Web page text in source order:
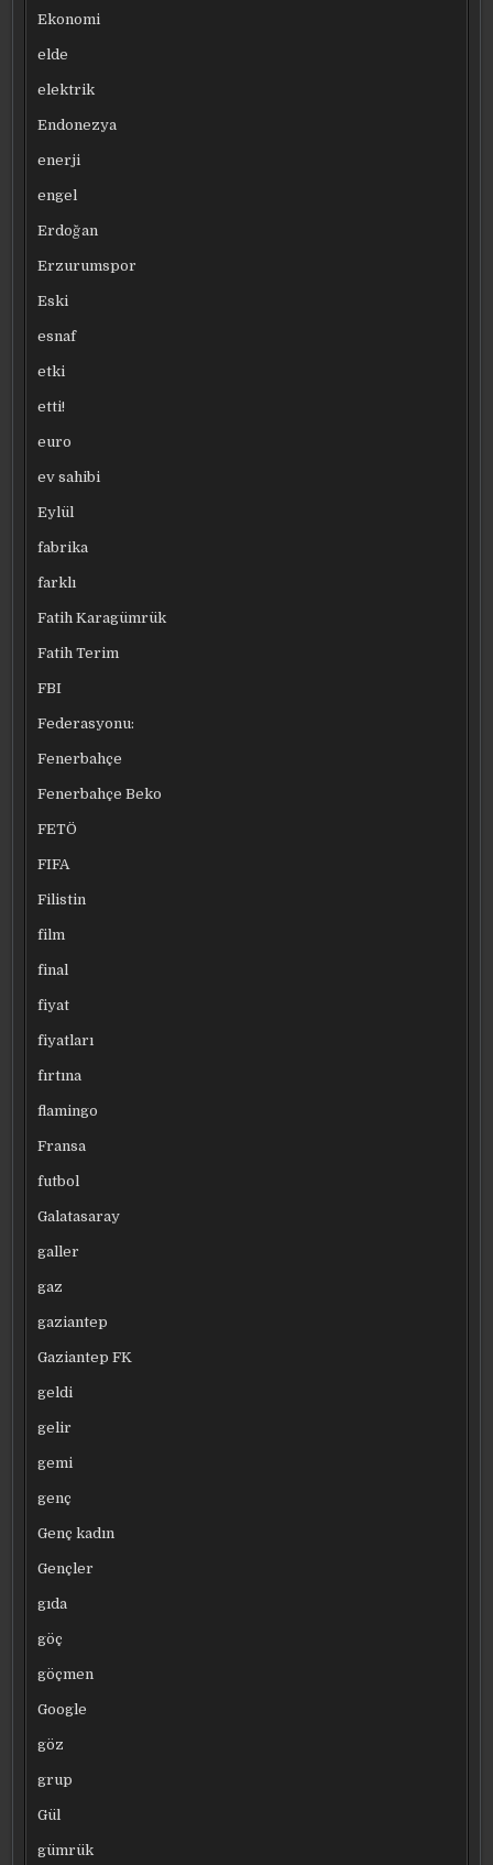
Ekonomi
elde
elektrik
Endonezya
enerji
engel
Erdoğan
Erzurumspor
Eski
esnaf
etki
etti!
euro
ev sahibi
Eylül
fabrika
farklı
Fatih Karagümrük
Fatih Terim
FBI
Federasyonu:
Fenerbahçe
Fenerbahçe Beko
FETÖ
FIFA
Filistin
film
final
fiyat
fiyatları
fırtına
flamingo
Fransa
futbol
Galatasaray
galler
gaz
gaziantep
Gaziantep FK
geldi
gelir
gemi
genç
Genç kadın
Gençler
gıda
göç
göçmen
Google
göz
grup
Gül
gümrük